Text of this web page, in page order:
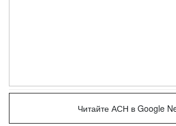
Читайте АСН в Google